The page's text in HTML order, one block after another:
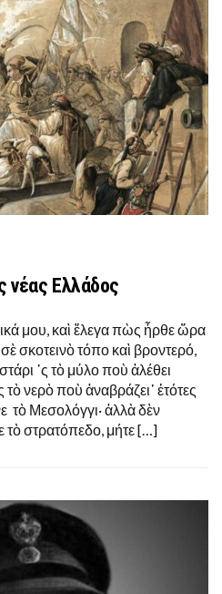
νέας Ελλάδος
μου, καὶ ἔλεγα πὼς ἦρθε ὥρα
σκοτεινὸ τόπο καὶ βροντερό,
῾ς τὸ μύλο ποὺ ἀλέθει
νερὸ ποὺ ἀναβράζει᾿ ἐτότες
τὸ Μεσολόγγι· ἀλλὰ δὲν
τὸ στρατόπεδο, μήτε […]